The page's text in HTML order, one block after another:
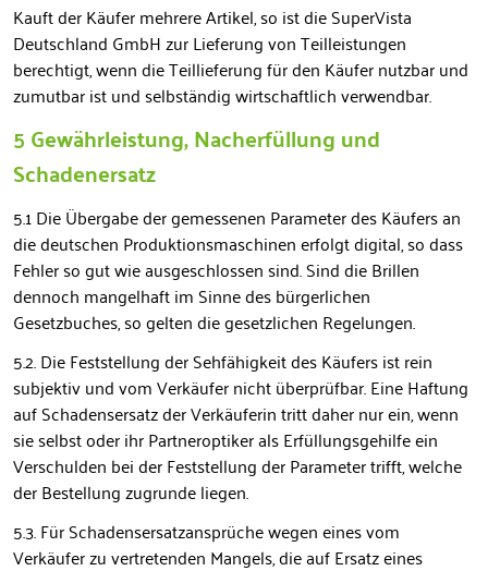
Kauft der Käufer mehrere Artikel, so ist die SuperVista
Deutschland GmbH zur Lieferung von Teilleistungen
berechtigt, wenn die Teillieferung für den Käufer nutzbar und
zumutbar ist und selbständig wirtschaftlich verwendbar.
5 Gewährleistung, Nacherfüllung und
Schadenersatz
5.1 Die Übergabe der gemessenen Parameter des Käufers an
die deutschen Produktionsmaschinen erfolgt digital, so dass
Fehler so gut wie ausgeschlossen sind. Sind die Brillen
dennoch mangelhaft im Sinne des bürgerlichen
Gesetzbuches, so gelten die gesetzlichen Regelungen.
5.2. Die Feststellung der Sehfähigkeit des Käufers ist rein
subjektiv und vom Verkäufer nicht überprüfbar. Eine Haftung
auf Schadensersatz der Verkäuferin tritt daher nur ein, wenn
sie selbst oder ihr Partneroptiker als Erfüllungsgehilfe ein
Verschulden bei der Feststellung der Parameter trifft, welche
der Bestellung zugrunde liegen.
5.3. Für Schadensersatzansprüche wegen eines vom
Verkäufer zu vertretenden Mangels, die auf Ersatz eines